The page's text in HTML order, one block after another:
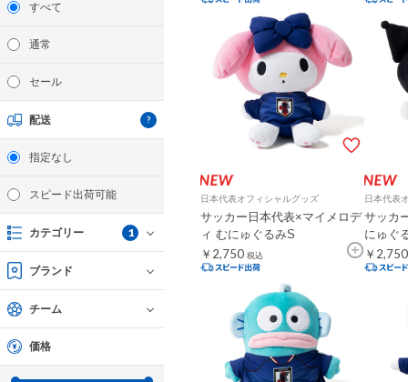
すべて
通常
セール
配送
指定なし
スピード出荷可能
カテゴリー 1
ブランド
チーム
価格
日本代表オフィシャルグッズ
サッカー日本代表×マイメロデ
ィ むにゅぐるみS
￥2,750 税込
日本代表
サッカ
にゅぐ
￥2,750